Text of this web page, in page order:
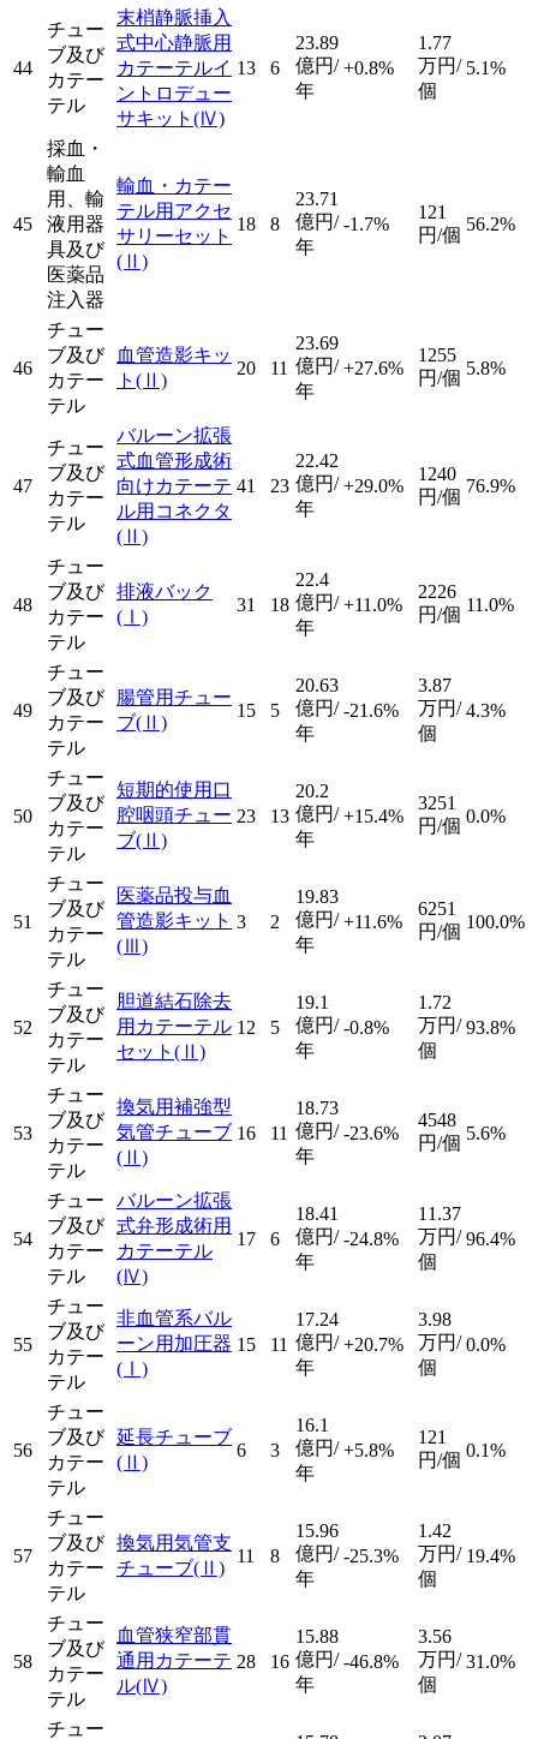
44
チュー
ブ及び
カテー
テル
末梢静脈挿入
式中心静脈用
カテーテルイ
ントロデュー
サキット (Ⅳ)
13 6
23.89
億円/
年
+0.8%
1.77
万円/
個
5.1%
45
採血・
輸血
用、輸
液用器
具及び
医薬品
注入器
輸血・カテー
テル用アクセ
サリーセット
(Ⅱ)
18 8
23.71
億円/
年
-1.7%
121
円/個
56.2%
46
チュー
ブ及び
カテー
テル
血管造影キッ
ト (Ⅱ)
20 11
23.69
億円/
年
+27.6%
1255
円/個 5.8%
47
チュー
ブ及び
カテー
テル
バルーン拡張
式血管形成術
向けカテーテ
ル用コネクタ
(Ⅱ)
41 23
22.42
億円/
年
+29.0%
1240
円/個
76.9%
48
チュー
ブ及び
カテー
テル
排液バック
(Ⅰ)
31 18
22.4
億円/
年
+11.0%
2226
円/個 11.0%
49
チュー
ブ及び
カテー
テル
腸管用チュー
ブ(Ⅱ)
15 5
20.63
億円/
年
-21.6%
3.87
万円/
個
4.3%
50
チュー
ブ及び
カテー
テル
短期的使用口
腔咽頭チュー
ブ(Ⅱ)
23 13
20.2
億円/
年
+15.4%
3251
円/個 0.0%
51
チュー
ブ及び
カテー
テル
医薬品投与血
管造影キット
(Ⅲ)
3 2
19.83
億円/
年
+11.6%
6251
円/個 100.0%
52
チュー
ブ及び
カテー
テル
胆道結石除去
用カテーテル
セット (Ⅱ)
12 5
19.1
億円/
年
-0.8%
1.72
万円/
個
93.8%
53
チュー
ブ及び
カテー
テル
換気用補強型
気管チューブ
(Ⅱ)
16 11
18.73
億円/
年
-23.6%
4548
円/個 5.6%
54
チュー
ブ及び
カテー
テル
バルーン拡張
式弁形成術用
カテーテル
(Ⅳ)
17 6
18.41
億円/
年
-24.8%
11.37
万円/
個
96.4%
55
チュー
ブ及び
カテー
テル
非血管系バル
ーン用加圧器
(Ⅰ)
15 11
17.24
億円/
年
+20.7%
3.98
万円/
個
0.0%
56
チュー
ブ及び
カテー
テル
延長チューブ
(Ⅱ)
6 3
16.1
億円/
年
+5.8%
121
円/個 0.1%
57
チュー
ブ及び
カテー
テル
換気用気管支
チューブ(Ⅱ)
11 8
15.96
億円/
年
-25.3%
1.42
万円/
個
19.4%
58
チュー
ブ及び
カテー
テル
血管狭窄部貫
通用カテーテ
ル(Ⅳ)
28 16
15.88
億円/
年
-46.8%
3.56
万円/
個
31.0%
チュー